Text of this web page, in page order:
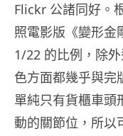
Flickr 公諸同好。
照電影版《變形金
1/22 的比例，除
色方面都幾乎與完
單純只有貨櫃車頭
動的關節位，所以